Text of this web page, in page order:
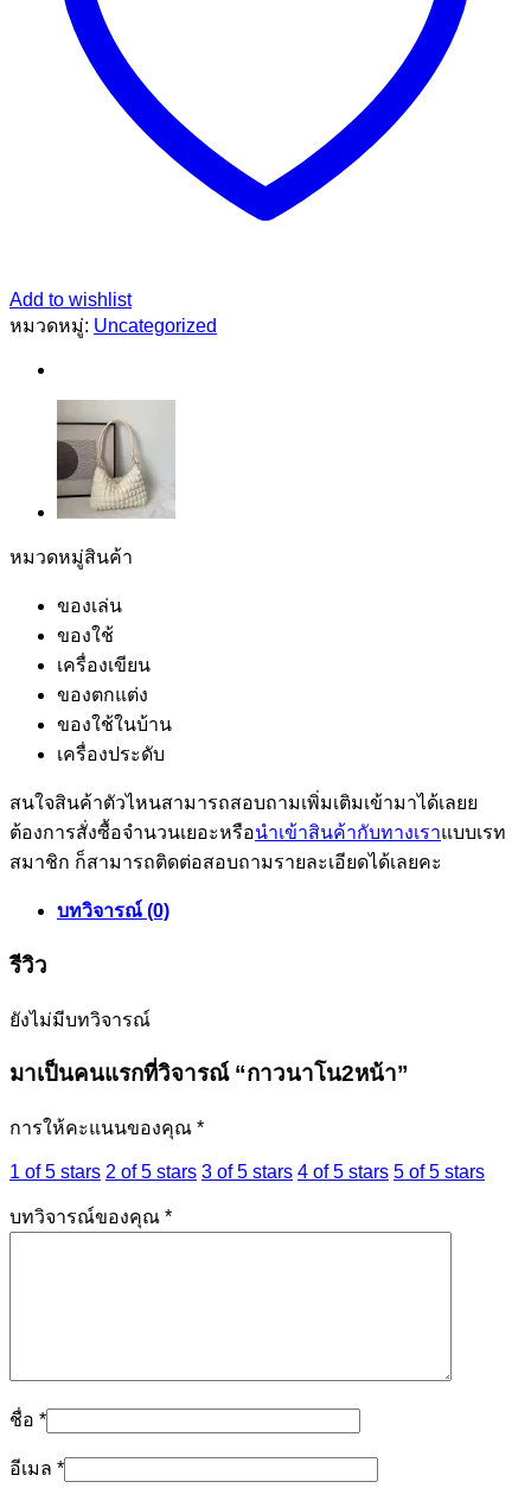
Add to wishlist
หมวดหมู่: Uncategorized
หมวดหมู่สินค้า
ของเล่น
ของใช้
เครื่องเขียน
ของตกแต่ง
ของใช้ในบ้าน
เครื่องประดับ
สนใจสินค้าตัวไหนสามารถสอบถามเพิ่มเติมเข้ามาได้เลยย
ต้องการสั่งซื้อจำนวนเยอะหรือนำเข้าสินค้ากับทางเราแบบเรท
สมาชิก ก็สามารถติดต่อสอบถามรายละเอียดได้เลยคะ
บทวิจารณ์ (0)
รีวิว
ยังไม่มีบทวิจารณ์
มาเป็นคนแรกที่วิจารณ์ “กาวนาโน2หน้า”
การให้คะแนนของคุณ *
1 of 5 stars 2 of 5 stars 3 of 5 stars 4 of 5 stars 5 of 5 stars
บทวิจารณ์ของคุณ *
ชื่อ *
อีเมล *